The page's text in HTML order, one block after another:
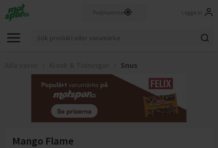
Logga in
Snus
Mango Flame